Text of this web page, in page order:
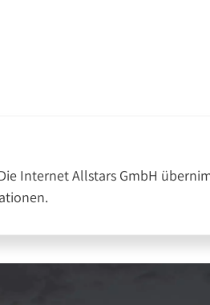
Internet Allstars GmbH